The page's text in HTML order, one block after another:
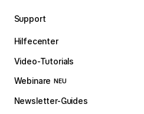
Support
Hilfecenter
Video-Tutorials
Webinare NEU
Newsletter-Guides